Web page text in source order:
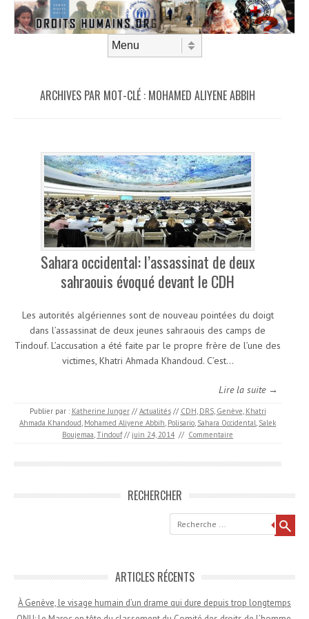
ARCHIVES PAR MOT-CLÉ : MOHAMED ALIYENE ABBIH
Sahara occidental: l’assassinat de deux
sahraouis évoqué devant le CDH
Les autorités algériennes sont de nouveau pointées du doigt
dans l’assassinat de deux jeunes sahraouis des camps de
Tindouf. L’accusation a été faite par le propre frère de l’une des
victimes, Khatri Ahmada Khandoud. C’est…
Lire la suite →
Publier par : Katherine Junger // Actualités // CDH, DRS, Genève, Khatri
Ahmada Khandoud, Mohamed Aliyene Abbih, Polisario, Sahara Occidental, Salek
Boujemaa,Tindouf // juin 24, 2014 // Commentaire
RECHERCHER
Recherche
ARTICLES RÉCENTS
À Genève, le visage humain d’un drame qui dure depuis trop longtemps